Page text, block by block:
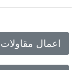
اعمال مقاولات